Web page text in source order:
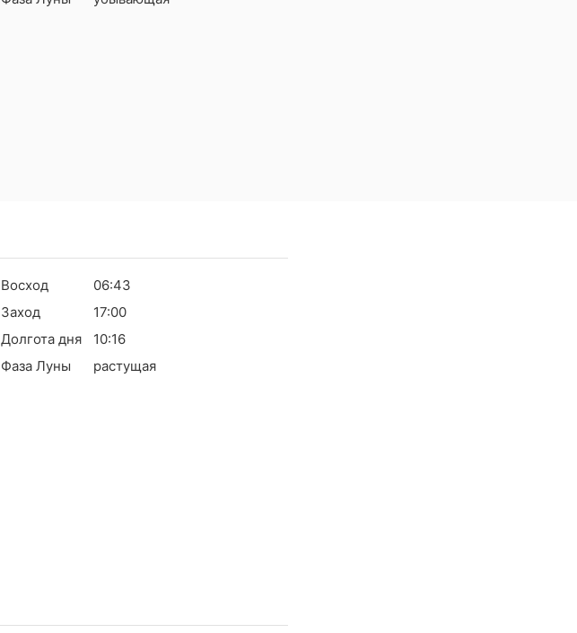
Восход
06:43
Заход
17:00
Долгота дня
10:16
Фаза Луны
растущая